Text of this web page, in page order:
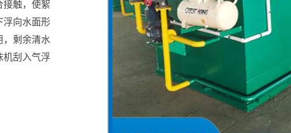
接触，使絮
浮向水面形
，剩余清水
机刮入气浮